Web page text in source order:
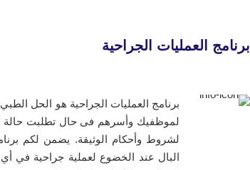
برنامج العمليات الجراحية
برنامج العمليات الجراحية هو الحل
لموظفيك وأسرهم فى حال تطلبت حالة
لشروط وأحكام الوثيقة. يضمن لكم
البال عند الخضوع لعملية جراحية في